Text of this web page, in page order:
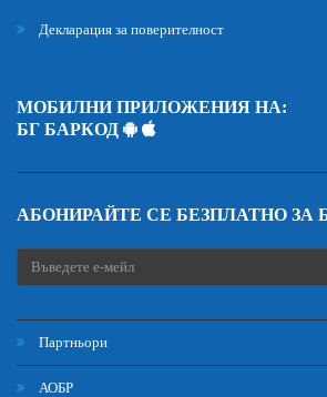
Декларация за поверителност
МОБИЛНИ ПРИЛОЖЕНИЯ НА:
БГ БАРКОД
АБОНИРАЙТЕ СЕ БЕЗПЛАТНО
Партньори
АОБР